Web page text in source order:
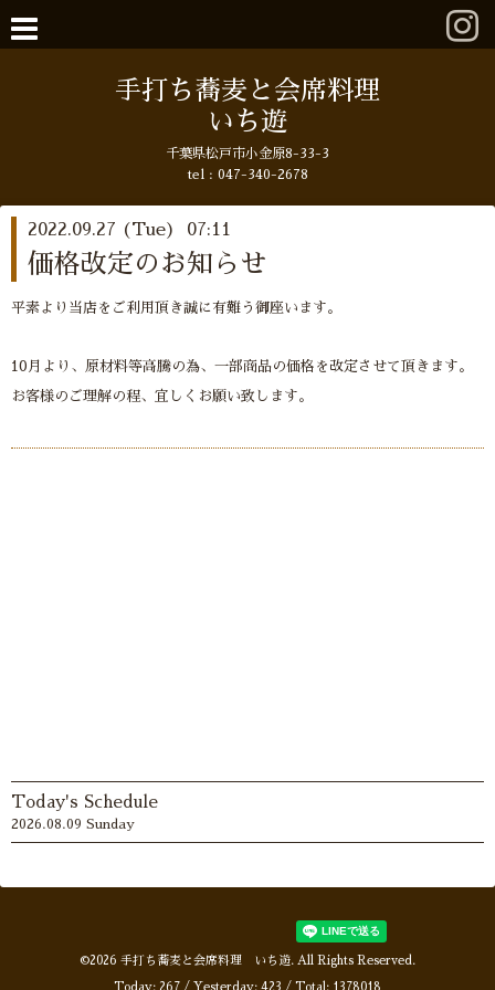
手打ち蕎麦と会席料理
いち遊
千葉県松戸市小金原8-33-3
tel : 047-340-2678
2022.09.27 (Tue) 07:11
価格改定のお知らせ
平素より当店をご利用頂き誠に有難う御座います。
10月より、原材料等高騰の為、一部商品の価格を改定させて頂きます。
お客様のご理解の程、宜しくお願い致します。
Today's Schedule
2026.08.09 Sunday
©2026 手打ち蕎麦と会席料理 いち遊. All Rights Reserved.
Today: 267 / Yesterday: 423 / Total: 1378018